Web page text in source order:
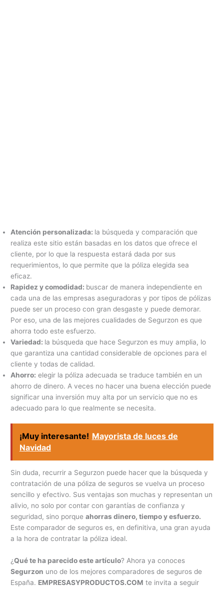
Atención personalizada: la búsqueda y comparación que
realiza este sitio están basadas en los datos que ofrece el
cliente, por lo que la respuesta estará dada por sus
requerimientos, lo que permite que la póliza elegida sea
eficaz.
Rapidez y comodidad: buscar de manera independiente en
cada una de las empresas aseguradoras y por tipos de pólizas
puede ser un proceso con gran desgaste y puede demorar.
Por eso, una de las mejores cualidades de Segurzon es que
ahorra todo este esfuerzo.
Variedad: la búsqueda que hace Segurzon es muy amplia, lo
que garantiza una cantidad considerable de opciones para el
cliente y todas de calidad.
Ahorro: elegir la póliza adecuada se traduce también en un
ahorro de dinero. A veces no hacer una buena elección puede
significar una inversión muy alta por un servicio que no es
adecuado para lo que realmente se necesita.
¡Muy interesante! Mayorista de luces de
Navidad
Sin duda, recurrir a Segurzon puede hacer que la búsqueda y
contratación de una póliza de seguros se vuelva un proceso
sencillo y efectivo. Sus ventajas son muchas y representan un
alivio, no solo por contar con garantías de confianza y
seguridad, sino porqueahorras dinero, tiempo y esfuerzo.
Este comparador de seguros es, en definitiva, una gran ayuda
a la hora de contratar la póliza ideal.
¿Qué te ha parecido este artículo? Ahora ya conoces
Segurzon uno de los mejores comparadores de seguros de
España. EMPRESASYPRODUCTOS.COM te invita a seguir